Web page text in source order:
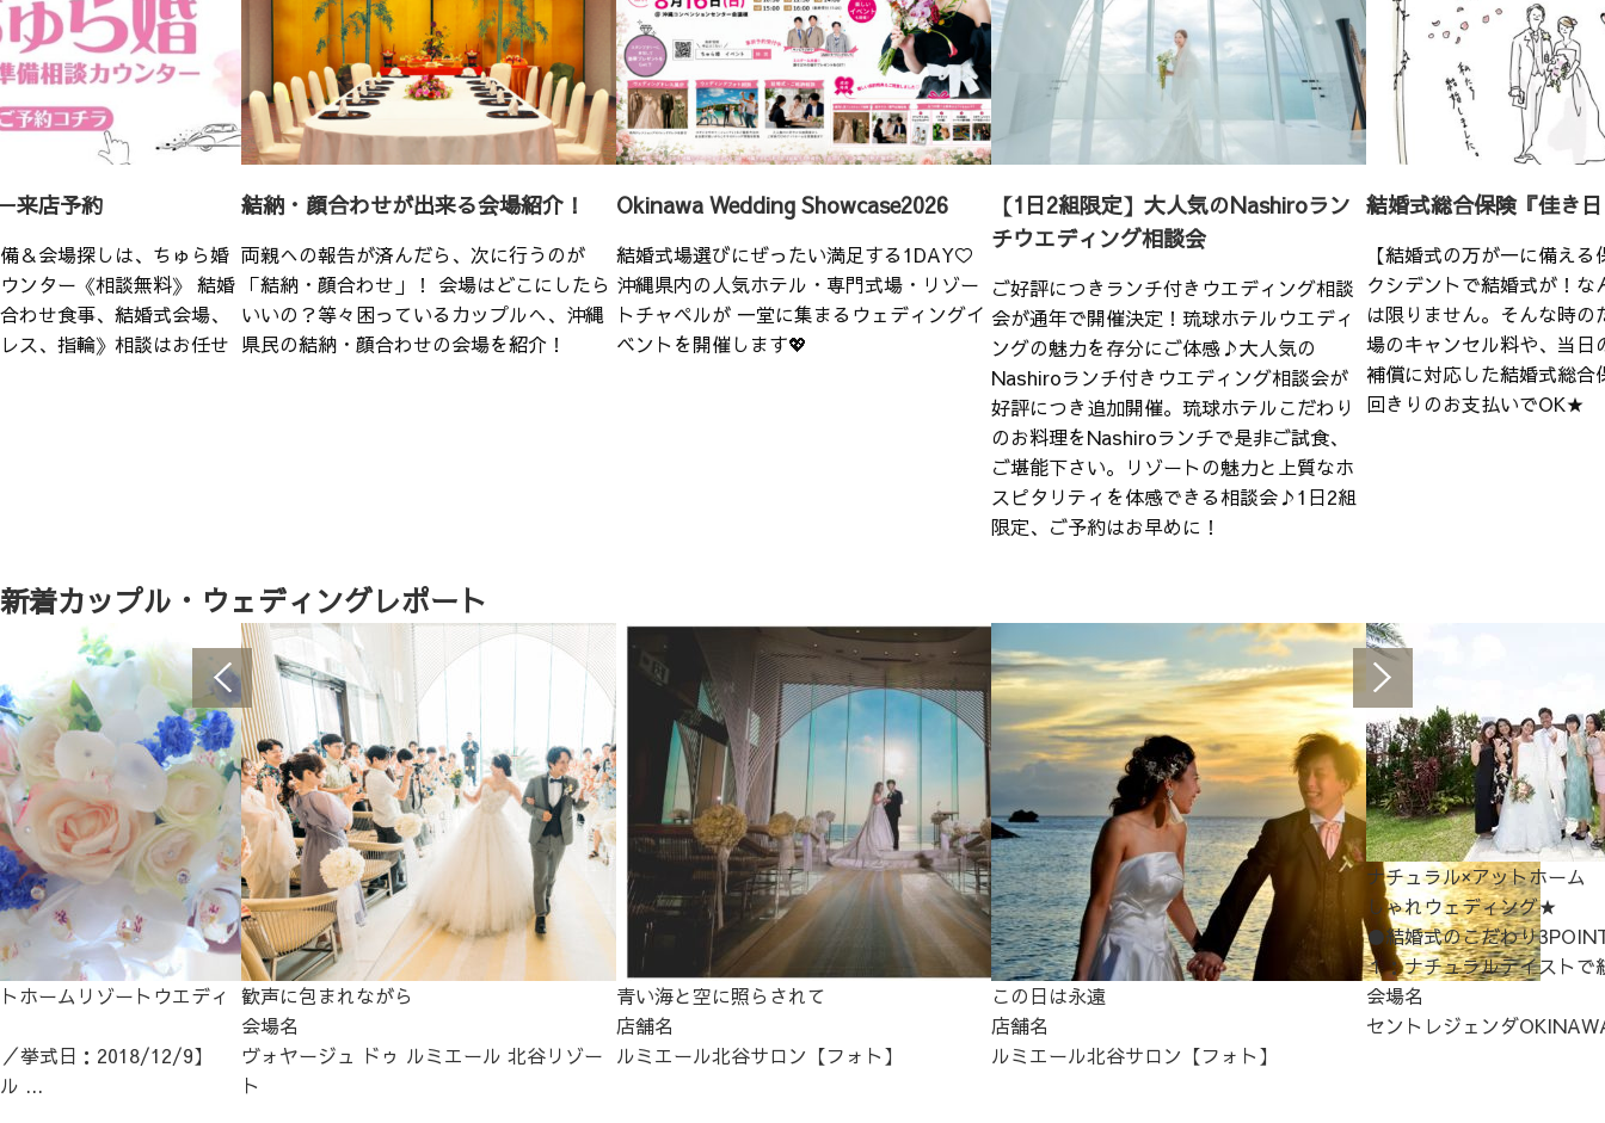
来店予約
＆会場探しは、ちゅら婚
ンター《相談無料》 結婚
わせ食事、結婚式会場、
ス、指輪》相談はお任せ
結納・顔合わせが出来る会場紹介！
両親への報告が済んだら、次に行うのが
「結納・顔合わせ」！ 会場はどこにしたら
いいの？等々困っているカップルへ、沖縄
県民の結納・顔合わせの会場を紹介！
Okinawa Wedding Showcase2026
結婚式場選びにぜったい満足する1DAY♡
沖縄県内の人気ホテル・専門式場・リゾー
トチャペルが 一堂に集まるウェディングイ
ベントを開催します💖
【1日2組限定】大人気のNashiroラン
チウエディング相談会
ご好評につきランチ付きウエディング相談
会が通年で開催決定！琉球ホテルウエディ
ングの魅力を存分にご体感♪大人気の
Nashiroランチ付きウエディング相談会が
好評につき追加開催。琉球ホテルこだわり
のお料理をNashiroランチで是非ご試食、
ご堪能下さい。リゾートの魅力と上質なホ
スピタリティを体感できる相談会♪1日2組
限定、ご予約はお早めに！
結婚式総合保険『佳き
【結婚式の万が一に備え
クシデントで結婚式が！な
は限りません。そんな時の
場のキャンセル料や、当日
補償に対応した結婚式総
回きりのお支払いでOK★
新着カップル・ウェディングレポート
ームリゾートウエディ
挙式日：2018/12/9】
...
歓声に包まれながら
会場名
ヴォヤージュ ドゥ ルミエール 北谷リゾー
ト
青い海と空に照らされて
店舗名
ルミエール北谷サロン【フォト】
この日は永遠
店舗名
ルミエール北谷サロン【フォト】
ナチュラル×アットホーム
しゃれウェディング★
●結婚式のこだわり
１：ナチュラルテイストで
会場名
セントレジェンダ